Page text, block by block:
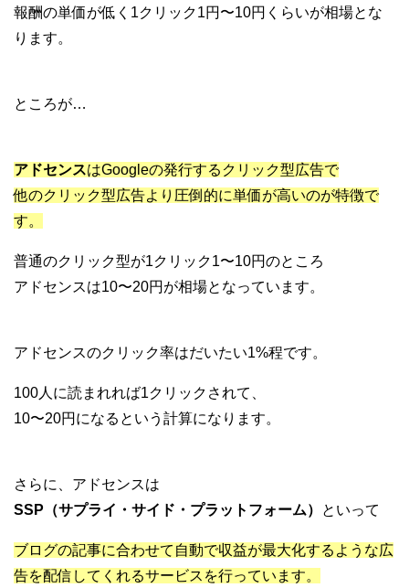
報酬の単価が低く1クリック1円〜10円くらいが相場とな
ります。
ところが…
アドセンスはGoogleの発行するクリック型広告で
他のクリック型広告より圧倒的に単価が高いのが特徴で
す。
普通のクリック型が1クリック1〜10円のところ
アドセンスは10〜20円が相場となっています。
アドセンスのクリック率はだいたい1%程です。
100人に読まれれば1クリックされて、
10〜20円になるという計算になります。
さらに、アドセンスは
SSP（サプライ・サイド・プラットフォーム）
といって
ブログの記事に合わせて自動で収益が最大化するような広
告を配信してくれるサービスを行っています。